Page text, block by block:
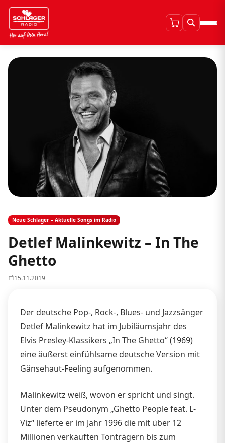
Neue Schlager – Aktuelle Songs im Radio
Detlef Malinkewitz – In The
Ghetto
15.11.2019
Der deutsche Pop-, Rock-, Blues- und Jazzsänger
Detlef Malinkewitz hat im Jubiläumsjahr des
Elvis Presley-Klassikers „In The Ghetto“ (1969)
eine äußerst einfühlsame deutsche Version mit
Gänsehaut-Feeling aufgenommen.
Malinkewitz weiß, wovon er spricht und singt.
Unter dem Pseudonym „Ghetto People feat. L-
Viz“ lieferte er im Jahr 1996 die mit über 12
Millionen verkauften Tonträgern bis zum